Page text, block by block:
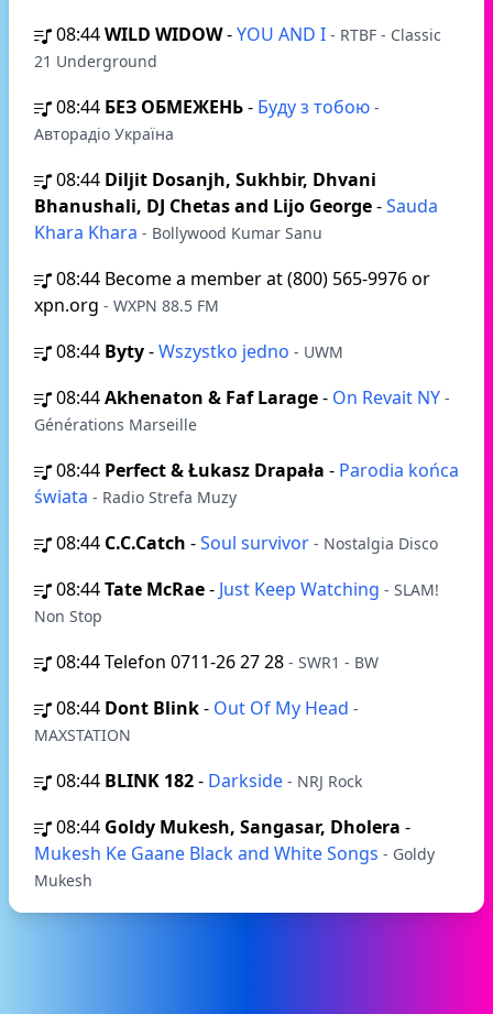
08:44WILD WIDOW-YOU AND I - RTBF - Classic
21 Underground
08:44 БЕЗ ОБМЕЖЕНЬ- Буду з тобою -
Авторадіо Україна
08:44 Diljit Dosanjh, Sukhbir, Dhvani
Bhanushali, DJ Chetas and Lijo George-Sauda
Khara Khara - Bollywood Kumar Sanu
08:44 Become a member at (800) 565-9976 or
xpn.org - WXPN 88.5 FM
08:44 Byty-Wszystko jedno - UWM
08:44Akhenaton & Faf Larage- On Revait NY -
Générations Marseille
08:44 Perfect & Łukasz Drapała - Parodia końca
świata - Radio Strefa Muzy
08:44 C.C.Catch -Soul survivor - Nostalgia Disco
08:44Tate McRae- Just Keep Watching - SLAM!
Non Stop
08:44Telefon 0711-26 27 28 - SWR1 - BW
08:44 Dont Blink- Out Of My Head -
MAXSTATION
08:44 BLINK 182- Darkside - NRJ Rock
08:44 Goldy Mukesh, Sangasar, Dholera -
Mukesh Ke Gaane Black and White Songs - Goldy
Mukesh